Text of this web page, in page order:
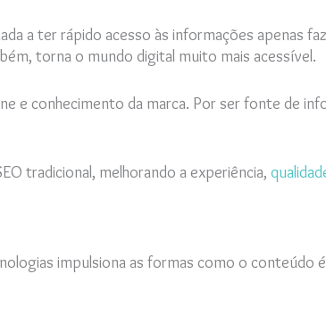
a ter rápido acesso às informações apenas
torna o mundo digital muito mais acessível.
e conhecimento da marca. Por ser fonte de
tradicional, melhorando a experiência,
impulsiona as formas como o conteúdo